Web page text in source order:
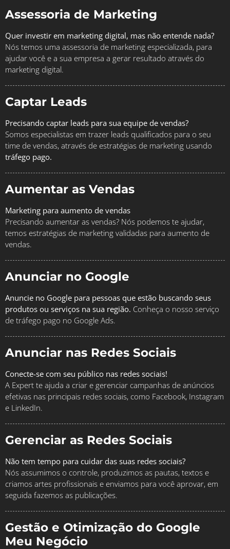
Assessoria de Marketing
Quer investir em marketing digital, mas não entende nada?
Nós temos uma assessoria de marketing especializada, para
ajudar você e a sua empresa a gerar resultado através do
marketing digital.
Captar Leads
Precisando captar leads para sua equipe de vendas?
Somos especialistas em trazer leads qualificados para o seu
time de vendas, através de estratégias de marketing usando
tráfego pago.
Aumentar as Vendas
Marketing para aumento de vendas
Precisando aumentar as vendas? Nós podemos te ajudar,
temos estratégias de marketing validadas para aumento de
vendas.
Anunciar no Google
Anuncie no Google para pessoas que estão buscando seus
produtos ou serviços na sua região. Conheça o nosso serviço
de tráfego pago no Google Ads.
Anunciar nas Redes Sociais
Conecte-se com seu público nas redes sociais!
A Expert te ajuda a criar e gerenciar campanhas de anúncios
efetivas nas principais redes sociais, como Facebook, Instagram
e LinkedIn.
Gerenciar as Redes Sociais
Não tem tempo para cuidar das suas redes sociais?
Nós assumimos o controle, produzimos as pautas, textos e
criamos artes profissionais e enviamos para você aprovar, em
seguida fazemos as publicações.
Gestão e Otimização do Google
Meu Negócio